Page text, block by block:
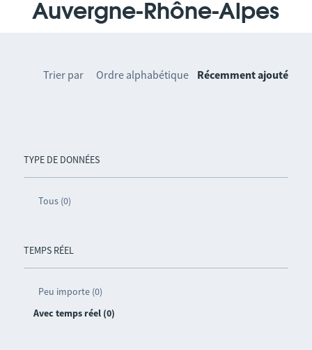
Auvergne-Rhône-Alpes
TYPE DE DONNÉES
Tous (0)
TEMPS RÉEL
Peu importe (0)
Avec temps réel (0)
Trier par Ordre alphabétique Récemment ajouté